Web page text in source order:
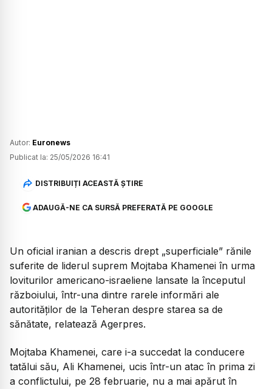
Autor: Euronews
Publicat la: 25/05/2026 16:41
DISTRIBUIȚI ACEASTĂ ȘTIRE
ADAUGĂ-NE CA SURSĂ PREFERATĂ PE GOOGLE
Un oficial iranian a descris drept „superficiale” rănile
suferite de liderul suprem Mojtaba Khamenei în urma
loviturilor americano-israeliene lansate la începutul
războiului, într-una dintre rarele informări ale
autorităților de la Teheran despre starea sa de
sănătate, relatează Agerpres.
Mojtaba Khamenei, care i-a succedat la conducere
tatălui său, Ali Khamenei, ucis într-un atac în prima zi
a conflictului, pe 28 februarie, nu a mai apărut în